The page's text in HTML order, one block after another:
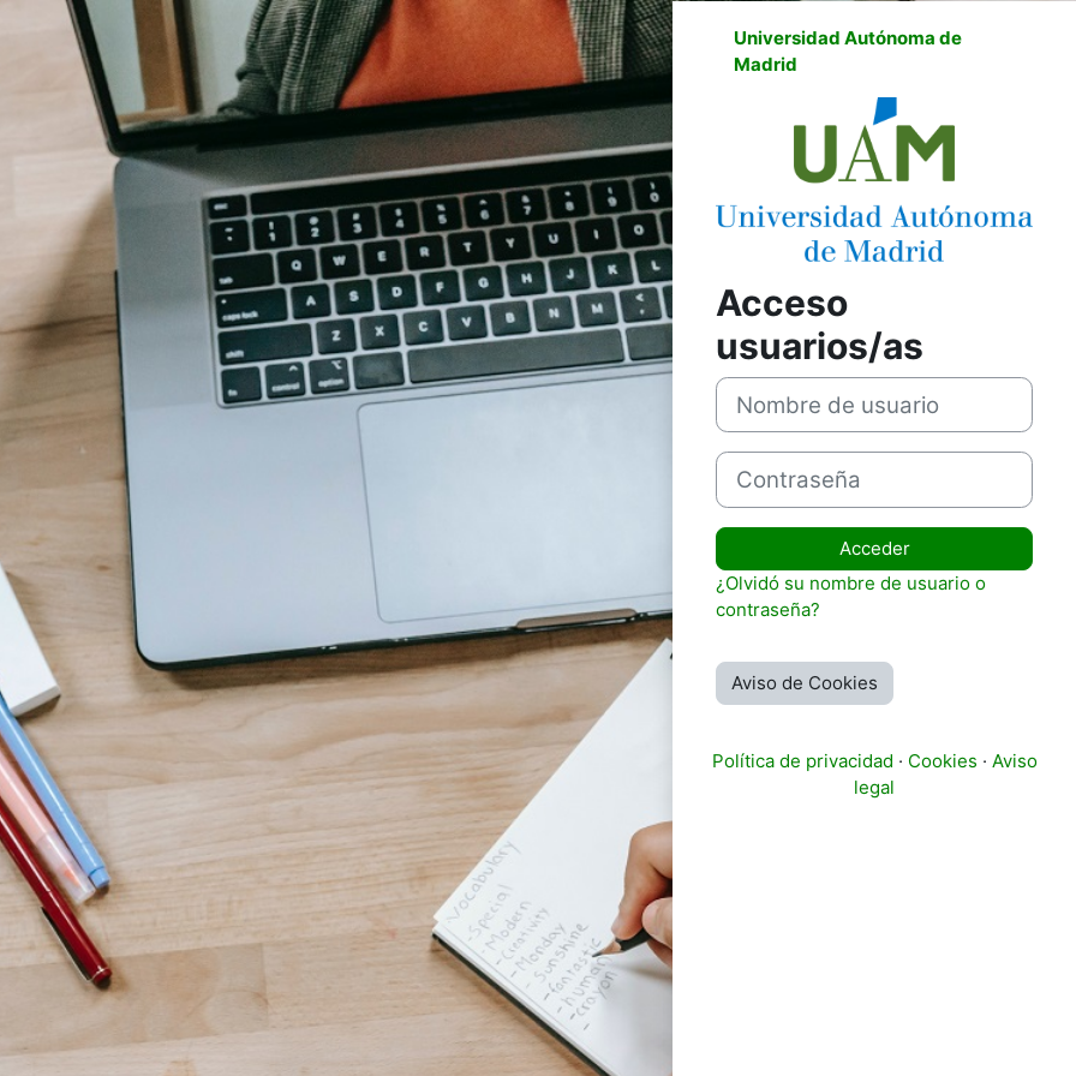
Universidad Autónoma de
Madrid
Entrar a
Acceso
usuarios/as
Nombre de usuario
Contraseña
Acceder
¿Olvidó su nombre de usuario o
contraseña?
Aviso de Cookies
Política de privacidad · Cookies · Aviso
legal